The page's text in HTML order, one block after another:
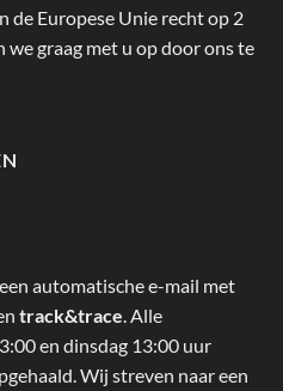
de Europese Unie recht op 2
we graag met u op door ons te
automatische e-mail met
track&trace. Alle
en dinsdag 13:00 uur
Wij streven naar een